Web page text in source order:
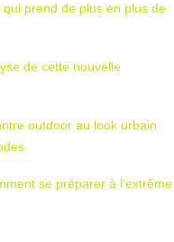
prend de plus en plus de
de cette nouvelle
outdoor au look urbain
se préparer à l’extrême